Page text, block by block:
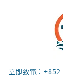
立即致電：+852